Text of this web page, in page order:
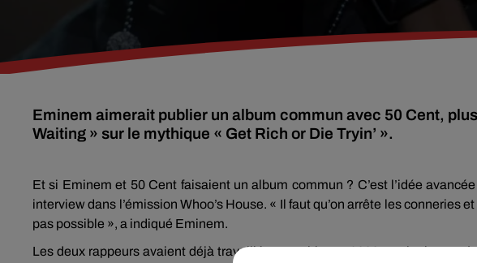
Eminem aimerait publier un album commun avec 50 Cent,
Waiting » sur le mythique « Get Rich or Die Tryin’ ».
Et si Eminem et 50 Cent faisaient un album commun ? C’est l’idée
interview dans l’émission Whoo’s House. « Il faut qu’on arrête les conneries
pas possible », a indiqué Eminem.
Les deux rappeurs avaient déjà travaillé ensemble, en 2003, sur le titre